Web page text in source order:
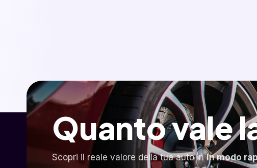
Quanto vale
Scopri il reale valore della tua auto inin modo